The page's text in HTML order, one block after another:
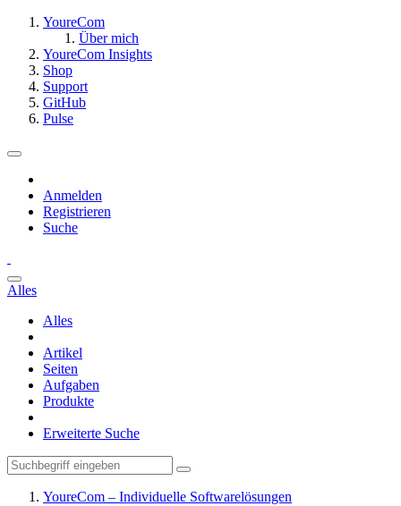
YoureCom
Über mich
YoureCom Insights
Shop
Support
GitHub
Pulse
Anmelden
Registrieren
Suche
Alles
Alles
Artikel
Seiten
Aufgaben
Produkte
Erweiterte Suche
YoureCom – Individuelle Softwarelösungen